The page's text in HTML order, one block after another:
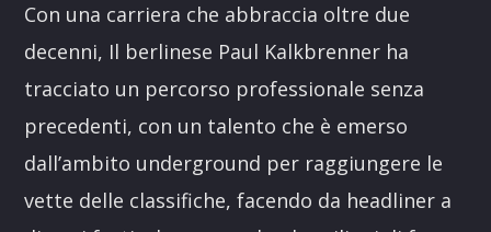
Con una carriera che abbraccia oltre due
decenni, Il berlinese Paul Kalkbrenner ha
tracciato un percorso professionale senza
precedenti, con un talento che è emerso
dall’ambito underground per raggiungere le
vette delle classifiche, facendo da headliner a